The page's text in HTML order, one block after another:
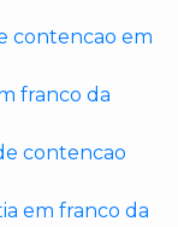
contencao em
franco da
contencao
em franco da